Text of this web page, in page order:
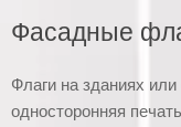
Фасадные
Флаги на зданиях
односторонняя